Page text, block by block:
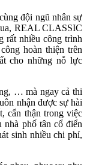
đội ngũ nhân sự
REAL CLASSIC
rất nhiều công trình
hoàn thiện trên
cho những nỗ lực
… mà ngay cả thi
nhận được sự hài
cẩn thận trong việc
nhà phố tân cổ điển
sinh nhiều chi phí,